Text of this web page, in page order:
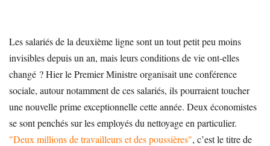
Les salariés de la deuxième ligne sont un tout petit peu moins
invisibles depuis un an, mais leurs conditions de vie ont-elles
changé ? Hier le Premier Ministre organisait une conférence
sociale, autour notamment de ces salariés, ils pourraient toucher
une nouvelle prime exceptionnelle cette année. Deux économistes
se sont penchés sur les employés du nettoyage en particulier.
"Deux millions de travailleurs et des poussières", c’est le titre de